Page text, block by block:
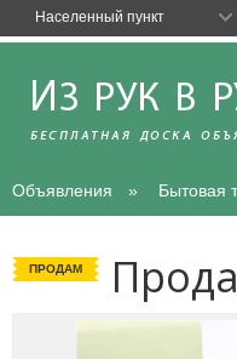
Объявления Бытовая
ПРОДАМ
Населенный пункт